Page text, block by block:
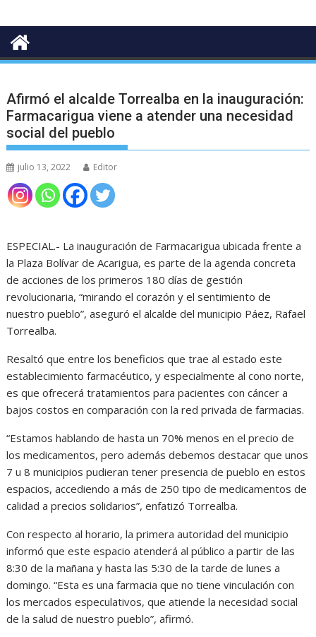
Afirmó el alcalde Torrealba en la inauguración:
Farmacarigua viene a atender una necesidad
social del pueblo
julio 13, 2022 Editor
ESPECIAL.- La inauguración de Farmacarigua ubicada frente a
la Plaza Bolívar de Acarigua, es parte de la agenda concreta
de acciones de los primeros 180 días de gestión
revolucionaria, “mirando el corazón y el sentimiento de
nuestro pueblo”, aseguró el alcalde del municipio Páez, Rafael
Torrealba.
Resaltó que entre los beneficios que trae al estado este
establecimiento farmacéutico, y especialmente al cono norte,
es que ofrecerá tratamientos para pacientes con cáncer a
bajos costos en comparación con la red privada de farmacias.
“Estamos hablando de hasta un 70% menos en el precio de
los medicamentos, pero además debemos destacar que unos
7 u 8 municipios pudieran tener presencia de pueblo en estos
espacios, accediendo a más de 250 tipo de medicamentos de
calidad a precios solidarios”, enfatizó Torrealba.
Con respecto al horario, la primera autoridad del municipio
informó que este espacio atenderá al público a partir de las
8:30 de la mañana y hasta las 5:30 de la tarde de lunes a
domingo. “Esta es una farmacia que no tiene vinculación con
los mercados especulativos, que atiende la necesidad social
de la salud de nuestro pueblo”, afirmó.